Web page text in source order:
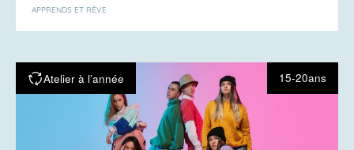
APPRENDS ET RÊVE
Atelier à l’année 15-20ans